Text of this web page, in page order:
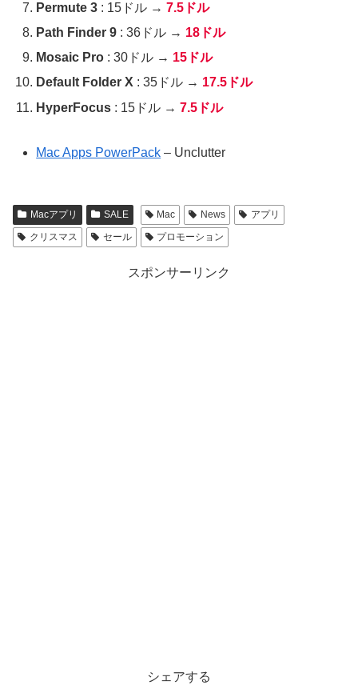
Permute 3 : 15ドル →7.5ドル
Path Finder 9 : 36ドル → 18ドル
Mosaic Pro : 30ドル → 15ドル
Default Folder X : 35ドル → 17.5ドル
HyperFocus : 15ドル →7.5ドル
Mac Apps PowerPack – Unclutter
Macアプリ SALE Mac News
アプリ
クリスマス
セール プロモーション
スポンサーリンク
シェアする